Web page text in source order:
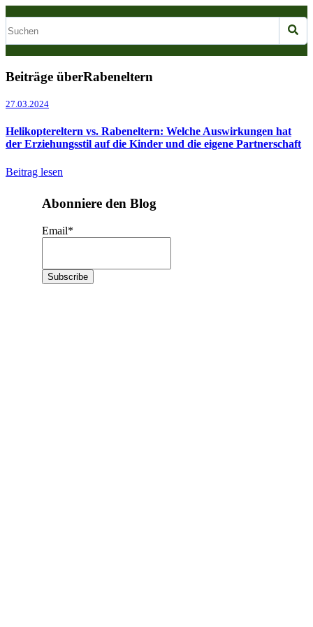
Beiträge überRabeneltern
27.03.2024
Helikoptereltern vs. Rabeneltern: Welche Auswirkungen hat
der Erziehungsstil auf die Kinder und die eigene Partnerschaft
Beitrag lesen
Abonniere den Blog
Email*